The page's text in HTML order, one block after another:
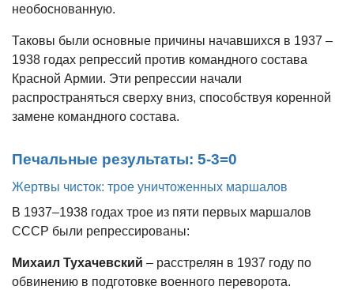
необоснованную.
Таковы были основные причины начавшихся в 1937 –
1938 годах репрессий против командного состава
Красной Армии. Эти репрессии начали
распространяться сверху вниз, способствуя коренной
замене командного состава.
Печальные результаты: 5-3=0
Жертвы чисток: трое уничтоженных маршалов
В 1937–1938 годах трое из пяти первых маршалов
СССР были репрессированы:
Михаил Тухачевский – расстрелян в 1937 году по
обвинению в подготовке военного переворота.